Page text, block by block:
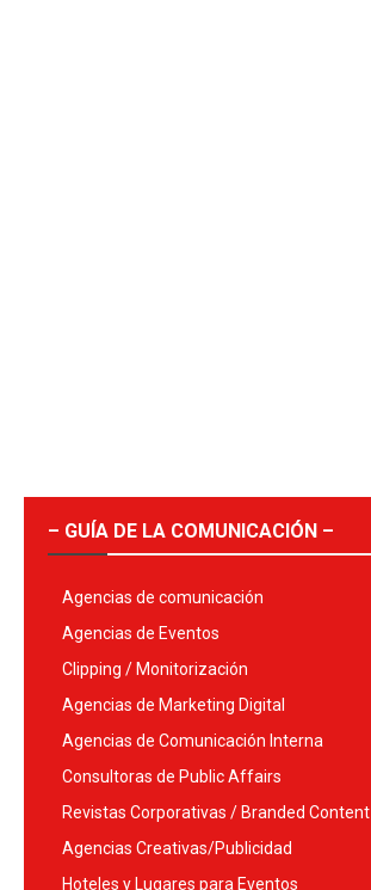
– GUÍA DE LA COMUNICACIÓN –
Agencias de comunicación
Agencias de Eventos
Clipping / Monitorización
Agencias de Marketing Digital
Agencias de Comunicación Interna
Consultoras de Public Affairs
Revistas Corporativas / Branded Content
Agencias Creativas/Publicidad
Hoteles y Lugares para Eventos